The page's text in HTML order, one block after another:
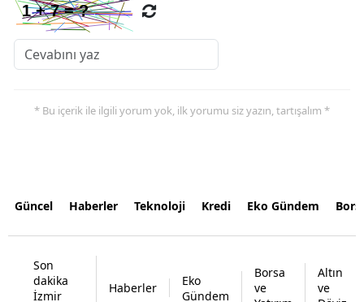
* Bu içerik ile ilgili yorum yok, ilk yorumu siz yazın, tartışalım *
Güncel Haberler Teknoloji Kredi Eko Gündem
Son
dakika
İzmir
Haberler
Eko
Gündem
Borsa
ve
Altın
ve